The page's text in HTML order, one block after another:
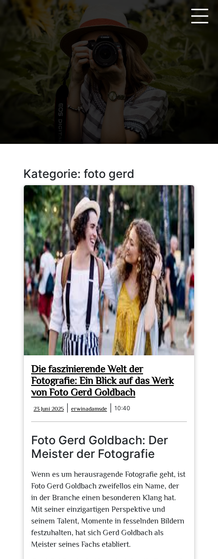
springen
Kategorie: foto gerd
Die faszinierende Welt der
Fotografie: Ein Blick auf das Werk
von Foto Gerd Goldbach
23 Juni 2025
Juni
2025
erwinadamsde erwinadamsde
10:40
Foto Gerd Goldbach: Der
Meister der Fotografie
Wenn es um herausragende Fotografie geht, ist
Foto Gerd Goldbach zweifellos ein Name, der
in der Branche einen besonderen Klang hat.
Mit seiner einzigartigen Perspektive und
seinem Talent, Momente in fesselnden Bildern
festzuhalten, hat sich Gerd Goldbach als
Meister seines Fachs etabliert.